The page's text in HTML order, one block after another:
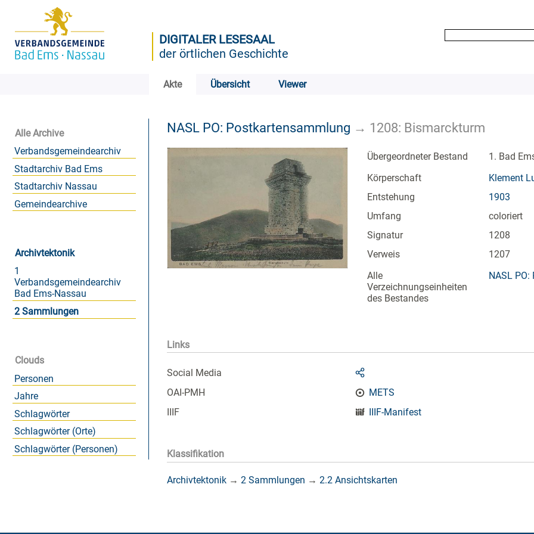
DIGITALER LESESAAL
der örtlichen Geschichte
Akte Übersicht Viewer
Alle Archive
Verbandsgemeindearchiv
Stadtarchiv Bad Ems
Stadtarchiv Nassau
Gemeindearchive
Archivtektonik
1
Verbandsgemeindearchiv
Bad Ems-Nassau
2 Sammlungen
Clouds
Personen
Jahre
Schlagwörter
Schlagwörter (Orte)
Schlagwörter (Personen)
NASL PO: Postkartensammlung → 1208: Bismarckturm
Übergeordneter Bestand
1. Bad
Körperschaft
Klement
Entstehung
1903
Umfang
coloriert
Signatur
1208
Verweis
1207
Alle
Verzeichnungseinheiten
des Bestandes
NASL
Links
Social Media
OAI-PMH
METS
IIIF
IIIF-Manifest
Klassifikation
Archivtektonik → 2 Sammlungen → 2.2 Ansichtskarten